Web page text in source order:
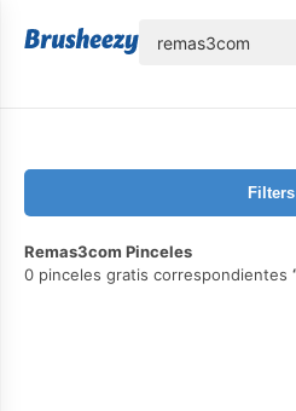
Filters
Remas3com Pinceles
0 pinceles gratis correspondientes